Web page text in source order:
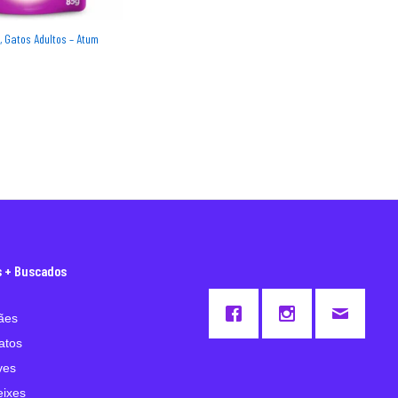
Adultos – Atum
+ Buscados